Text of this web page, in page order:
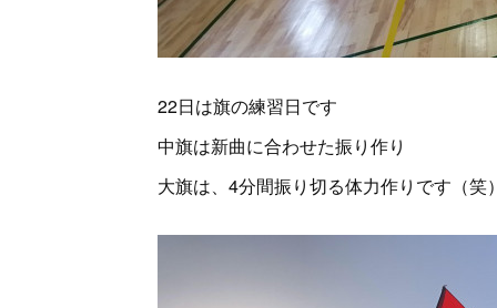
22日は旗の練習日です
中旗は新曲に合わせた振り作り
大旗は、4分間振り切る体力作りです（笑